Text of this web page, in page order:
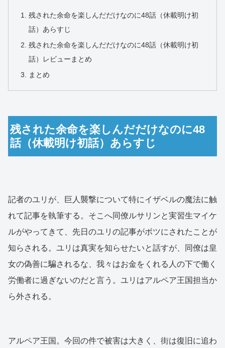
残された余命を楽しんだだけなのに48話（休載明け初
話）あらすじ
残された余命を楽しんだだけなのに48話（休載明け初
話）レビューまとめ
まとめ
残された余命を楽しんだだけなのに48
話（休載明け初話）あらすじ
記者のユリが、巨人襲撃について特にイザベルの魔法に触
れて記事を執筆する。そこへ同僚ルサリンと実習生マイケ
ルがやってきて、先日のユリの記事がボツにされたことが
知らされる。ユリは真実を知らせたいと話すが、同僚は皇
女の偽善に騙されるな、我々はお金をくれる人の下で働く
労働者に過ぎないのだと言う。ユリはアルペア王国担当か
ら外される。
アルペア王国。今回の件で被害は大きく、街は復旧に追わ